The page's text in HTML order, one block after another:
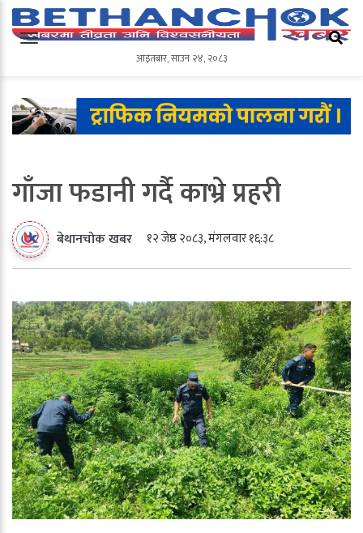
आइतबार,साउन२४,२०८३
आइतबार,साउन २४, २०८३
गाँजा फडानी गर्दै काभ्रे प्रहरी
बेथानचोक खबर १२ जेष्ठ २०८३, मंगलवार १६:३८